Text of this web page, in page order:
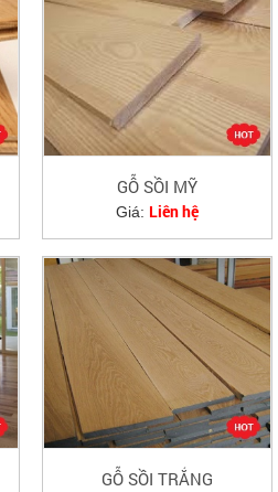
GỖ SỒI MỸ
Giá: Liên hệ
GỖ SỒI TRẮNG